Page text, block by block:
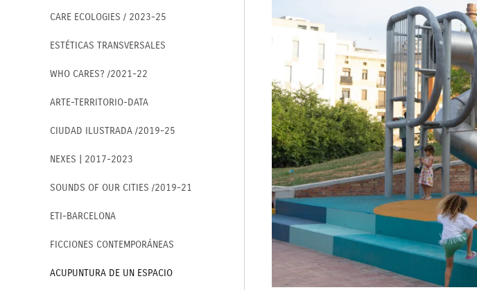
CARE ECOLOGIES / 2023-25
ESTÉTICAS TRANSVERSALES
WHO CARES? /2021-22
ARTE-TERRITORIO-DATA
CIUDAD ILUSTRADA /2019-25
NEXES | 2017-2023
SOUNDS OF OUR CITIES /2019-21
ETI-BARCELONA
FICCIONES CONTEMPORÁNEAS
ACUPUNTURA DE UN ESPACIO